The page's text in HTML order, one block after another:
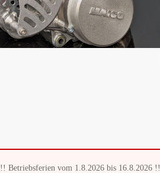
!! Betriebsferien vom 1.8.2026 bis 16.8.2026 !!